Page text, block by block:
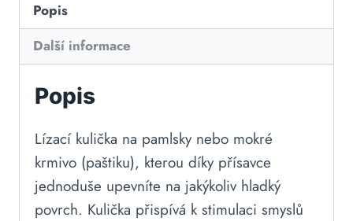
Popis
Další informace
Popis
Lízací kulička na pamlsky nebo mokré
krmivo (paštiku), kterou díky přísavce
jednoduše upevníte na jakýkoliv hladký
povrch. Kulička přispívá k stimulaci smyslů